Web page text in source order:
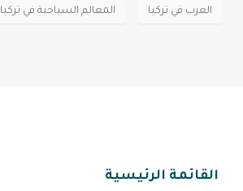
العرب في تركيا المعالم السياحية في تركيا
القائمة الرئيسية